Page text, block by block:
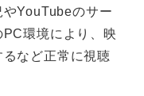
YouTubeのサー
環境により、映
など正常に視聴